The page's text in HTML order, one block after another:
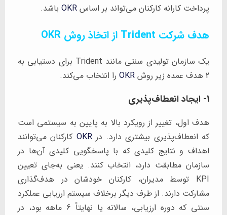
پرداخت کارانه کارکنان می‌تواند بر اساس OKR باشد.
هدف شرکت Trident از اتخاذ روش OKR
یک سازمان تولیدی سنتی مانند Trident برای دستیابی به
2 هدف عمده زیر روش
OKR را انتخاب می‌کند.
1- ایجاد انعطاف‌پذیری
هدف اول، تغییر از رویکرد بالا به پایین به سیستمی است
که انعطاف‌پذیری بیشتری دارد. درOKR کارکنان می‌توانند
اهداف و نتایج کلیدی که با پاسخگویی کلیدی آن‌ها در
سازمان مطابقت دارد، انتخاب کنند. یعنی به‌جای تعیین
KPI توسط مدیران، کارکنان خودشان در هدف‌گذاری
مشارکت دارند. از طرف دیگر برخلاف سیستم ارزیابی عملکرد
سنتی که دوره ارزیابی، سالانه یا نهایتاً 6 ماهه بود، در